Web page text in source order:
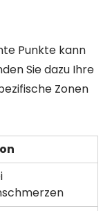
Punkte kann
Sie dazu Ihre
Zonen